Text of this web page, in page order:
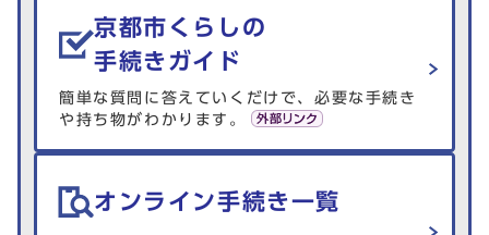
京都市くらしの
手続きガイド
簡単な質問に答えていくだけで、必要な手続き
や持ち物がわかります。
オンライン手続き一覧